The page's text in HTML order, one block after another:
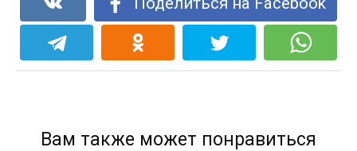
Вам также может понравиться